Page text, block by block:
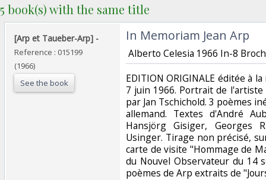
5 book(s) with the same title
‎[Arp et Taueber-Arp] - ‎ ‎‎
Reference : 015199
(1966)
See the book
‎In Memoriam Jean Arp‎
Alberto Celesia 1966 In-8
‎EDITION ORIGINALE éditée à
7 juin 1966. Portrait de
par Jan Tschichold. 3 poèmes
allemand. Textes d'André
Hansjörg Gisiger, Georges
Usinger. Tirage non précisé,
carte de visite "Hommage de
du Nouvel Observateur du 14
poèmes de Arp extraits de